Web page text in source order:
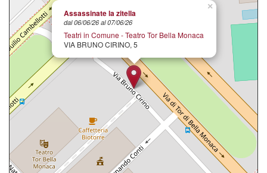
×
Assassinate la zitella
dal 06/06/26 al 07/06/26
Teatri in Comune - Teatro Tor Bella Monaca
VIA BRUNO CIRINO, 5